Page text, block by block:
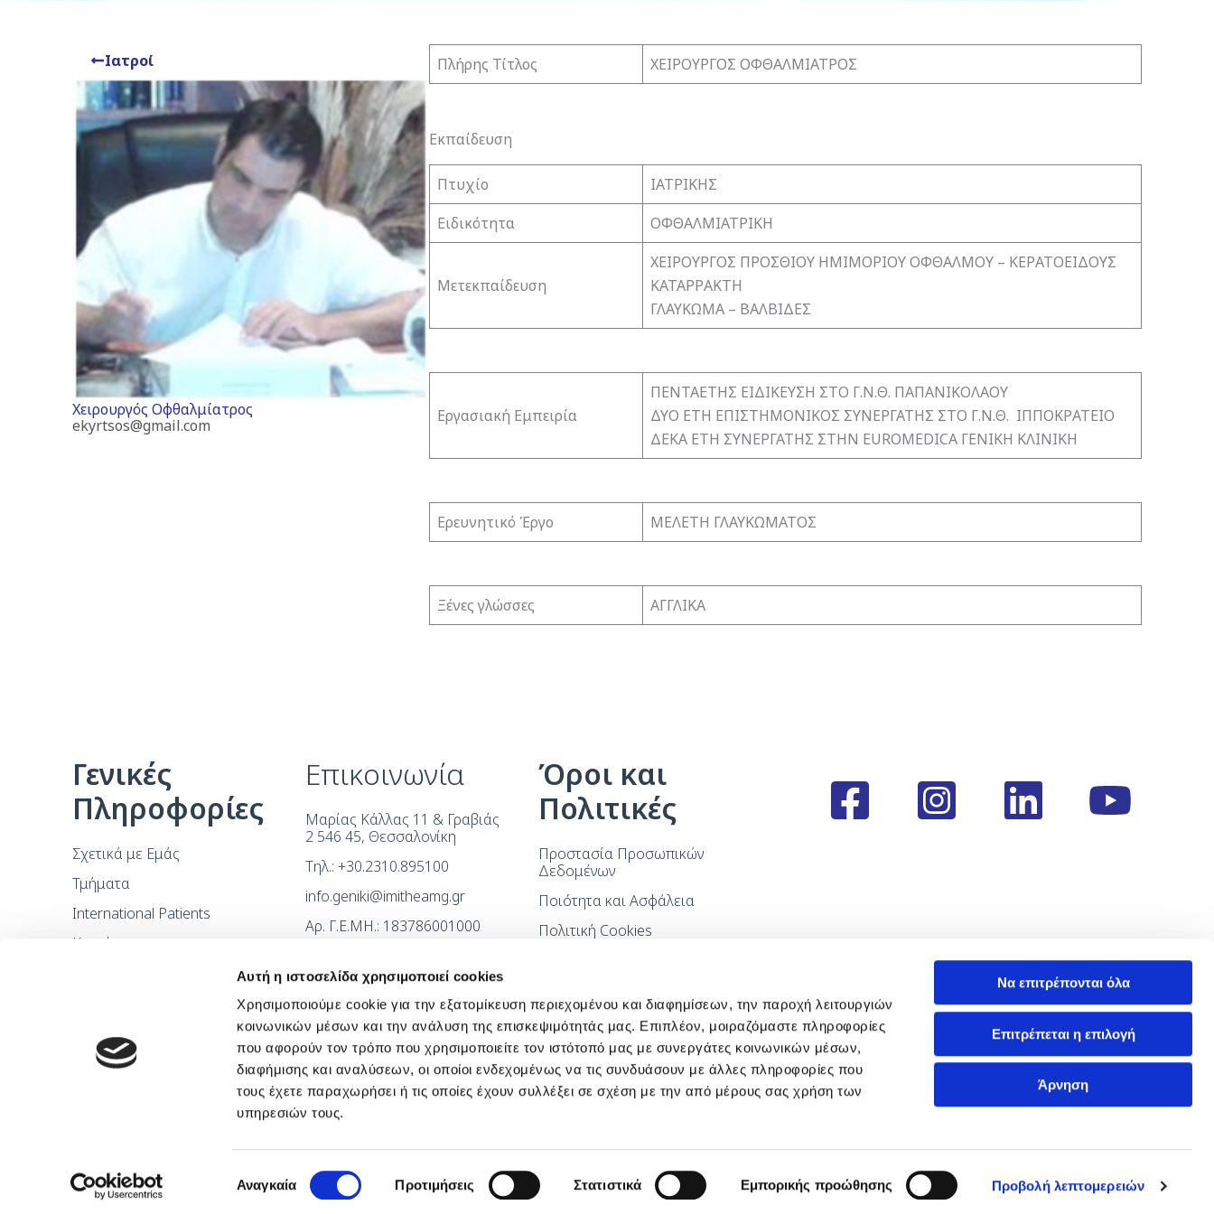
Αυτή η ιστοσελίδα χρησιμοποιεί cookies
Χρησιμοποιούμε cookie για την εξατομίκευση περιεχομένου και διαφημίσεων, την παροχή λειτουργιών
κοινωνικών μέσων και την ανάλυση της επισκεψιμότητάς μας. Επιπλέον, μοιραζόμαστε πληροφορίες
που αφορούν τον τρόπο που χρησιμοποιείτε τον ιστότοπό μας με συνεργάτες κοινωνικών μέσων,
διαφήμισης και αναλύσεων, οι οποίοι ενδεχομένως να τις συνδυάσουν με άλλες πληροφορίες που
τους έχετε παραχωρήσει ή τις οποίες έχουν συλλέξει σε σχέση με την από μέρους σας χρήση των
υπηρεσιών τους.
συγκατάθεσης
Αναγκαία Προτιμήσεις Στατιστικά Εμπορικής προώθησης Προβολή λεπτομερειών
Να επιτρέπονται όλα
Επιτρέπεται η επιλογή
Άρνηση
Ιατροί
Χειρουργός Οφθαλμίατρος
ekyrtsos@gmail.com
Πλήρης Τίτλος ΧΕΙΡΟΥΡΓΟΣ ΟΦΘΑΛΜΙΑΤΡΟΣ
Εκπαίδευση
Πτυχίο
ΙΑΤΡΙΚΗΣ
Ειδικότητα
ΟΦΘΑΛΜΙΑΤΡΙΚΗ
Μετεκπαίδευση
ΧΕΙΡΟΥΡΓΟΣ ΠΡΟΣΘΙΟΥ ΗΜΙΜΟΡΙΟΥ ΟΦΘΑΛΜΟΥ – ΚΕΡΑΤΟΕΙΔΟΥΣ
ΚΑΤΑΡΡΑΚΤΗ
ΓΛΑΥΚΩΜΑ – ΒΑΛΒΙΔΕΣ
Εργασιακή Εμπειρία
ΠΕΝΤΑΕΤΗΣ ΕΙΔΙΚΕΥΣΗ ΣΤΟ Γ.Ν.Θ. ΠΑΠΑΝΙΚΟΛΑΟΥ
ΔΥΟ ΕΤΗ ΕΠΙΣΤΗΜΟΝΙΚΟΣ ΣΥΝΕΡΓΑΤΗΣ ΣΤΟ Γ.Ν.Θ. ΙΠΠΟΚΡΑΤΕΙΟ
ΔΕΚΑ ΕΤΗ ΣΥΝΕΡΓΑΤΗΣ ΣΤΗΝ EUROMEDICA ΓΕΝΙΚΗ ΚΛΙΝΙΚΗ
Ερευνητικό Έργο ΜΕΛΕΤΗ ΓΛΑΥΚΩΜΑΤΟΣ
Ξένες γλώσσες ΑΓΓΛΙΚΑ
Γενικές
Πληροφορίες
Σχετικά με Εμάς
Τμήματα
International Patients
Καριέρα
Επικοινωνία
Μαρίας Κάλλας 11 & Γραβιάς
2 546 45, Θεσσαλονίκη
Τηλ.: +30.2310.895100
info.geniki@imitheamg.gr
Αρ. Γ.Ε.ΜΗ.: 183786001000
Όροι και
Πολιτικές
Προστασία Προσωπικών
Δεδομένων
Ποιότητα και Ασφάλεια
Πολιτική Cookies
Διαγωνισμού
Πολιτική Βίας και
Παρενόχλησης
Πολιτική Ποιότητας
Copyright © 2026 by Imithea Medical Group handcrafted by